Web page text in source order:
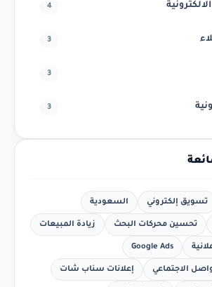
4
3
3
3
تسويق إلكتروني السعودية
تحسين محركات البحث زيادة المبيعات
Google Ads
الاجتماعي إعلانات سناب شات